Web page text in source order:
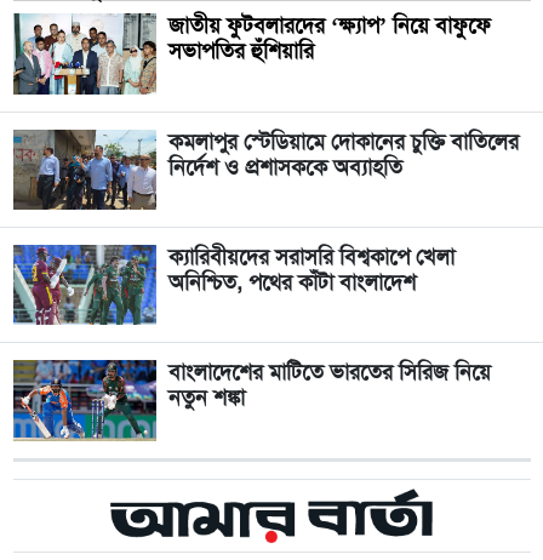
জাতীয় ফুটবলারদের ‘ক্ষ্যাপ’ নিয়ে বাফুফে
সভাপতির হুঁশিয়ারি
কমলাপুর স্টেডিয়ামে দোকানের চুক্তি বাতিলের
নির্দেশ ও প্রশাসককে অব্যাহতি
ক্যারিবীয়দের সরাসরি বিশ্বকাপে খেলা
অনিশ্চিত, পথের কাঁটা বাংলাদেশ
বাংলাদেশের মাটিতে ভারতের সিরিজ নিয়ে
নতুন শঙ্কা